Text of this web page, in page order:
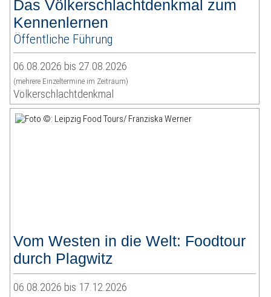
Das Völkerschlachtdenkmal zum
Kennenlernen
Öffentliche Führung
06.08.2026 bis 27.08.2026
(mehrere Einzeltermine im Zeitraum)
Völkerschlachtdenkmal
Vom Westen in die Welt: Foodtour
durch Plagwitz
06.08.2026 bis 17.12.2026